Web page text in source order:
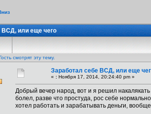
или еще чего
смотрят эту тему.
Заработал себе ВСД, или еще
« : Ноября 17, 2014, 20:24:40 pm »
Добрый вечер народ, вот и я решил
болел, разве что простуда, рос себе
хотел работать и зарабатывать деньги,